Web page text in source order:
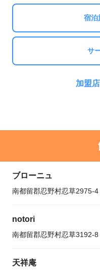
宿泊
サ
加盟
ブローニュ
南都留郡忍野村忍草2975-4
notori
南都留郡忍野村忍草3192-8
天祥庵